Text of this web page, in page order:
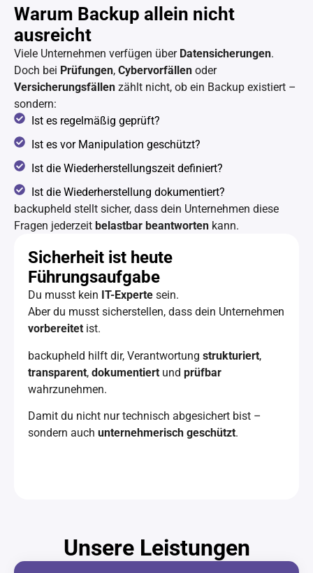
Warum Backup allein nicht
ausreicht
Viele Unternehmen verfügen über Datensicherungen.
Doch bei Prüfungen, Cybervorfällen oder
Versicherungsfällen zählt nicht, ob ein Backup existiert –
sondern:
Ist es regelmäßig geprüft?
Ist es vor Manipulation geschützt?
Ist die Wiederherstellungszeit definiert?
Ist die Wiederherstellung dokumentiert?
backupheld stellt sicher, dass dein Unternehmen diese
Fragen jederzeit belastbar beantworten kann.
Sicherheit ist heute
Führungsaufgabe
Du musst kein IT-Experte sein.
Aber du musst sicherstellen, dass dein Unternehmen
vorbereitet ist.
backupheld hilft dir, Verantwortung strukturiert,
transparent, dokumentiert und prüfbar
wahrzunehmen.
Damit du nicht nur technisch abgesichert bist –
sondern auch unternehmerisch geschützt.
Unsere Leistungen